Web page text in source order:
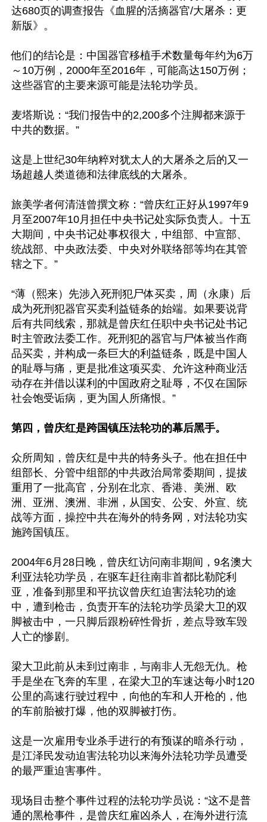
达680页的调查报告《血腥的活摘器官/大屠杀：更
新版》。
他们的结论是：中国器官移植手术数量每年约为6万
～10万例，2000年至2016年，可能高达150万例；
这些器官的主要来源可能是法轮功学员。
麦塔斯说：“我们报告中的2,200多个注脚都来源于
中共的数据。”
这是上世纪30年纳粹对犹太人的大屠杀之后的又一
场超越人类道德和法律底线的大屠杀。
旅美学者何清涟曾撰文称：“曾庆红正好从1997年9
月至2007年10月担任中央书记处实际负责人。十五
大期间，中央书记处事权很大，中组部、中宣部、
统战部、中央政法委、中央对外联络部等均在其管
辖之下。”
“薄（熙来）先涉入死刑犯尸体买卖，周（永康）后
成为死刑犯器官买卖利益链条的始端。如果要说背
后有共同线索，那就是曾庆红任职中央书记处书记
时主管政法委工作。死刑犯的器官与尸体被当作商
品买卖，并构成一条巨大的利益链条，既是中国人
的耻辱与痛，更是批准这项买卖、允许这种商业活
动存在并借以谋利的中国政府之耻辱，不仅在国际
社会饱受诟病，更为国人所痛恨。”
第四，曾庆红是跨国镇压法轮功的幕后黑手。
众所周知，曾庆红是中共的特务头子。他在担任中
组部长、分管中组部的中共政治局常委期间，提拔
重用了一批高官，分别在北京、香港、美洲、欧
洲、亚洲、澳洲、非洲，从国安、公安、外宣、统
战等方面，操控中共在海外的特务网，对法轮功实
施跨国镇压。
2004年6月28日晚，曾庆红访问南非期间，9名澳大
利亚法轮功学员，在驱车赶往南非首都比勒陀利
亚，准备到那里和平抗议曾庆红迫害法轮功的途
中，遭到枪击，负责开车的法轮功学员梁大卫的双
脚被击中，一只脚后跟粉碎性骨折，差点导致车毁
人亡的惨剧。
梁大卫此前从未到过南非，与南非人无怨无仇。枪
手是坐在飞奔的车里，在梁大卫的车速达每小时120
公里的高速行驶过程中，向他的车和人开枪的，他
的车前胎被打爆，他的双脚被打伤。
这是一次雇用专业杀手进行的有预谋的暗杀行动，
是江泽民发动迫害法轮功以来海外法轮功学员遭受
的最严重迫害事件。
现场目击整个事件过程的法轮功学员说：“这不是普
通的黑枪事件，是曾庆红雇凶杀人，在海外进行流